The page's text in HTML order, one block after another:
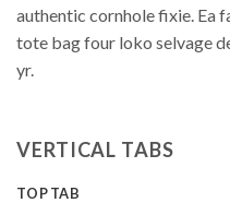
authentic cornhole fixie. Ea
tote bag four loko selvage
yr.
VERTICAL TABS
TOP TAB